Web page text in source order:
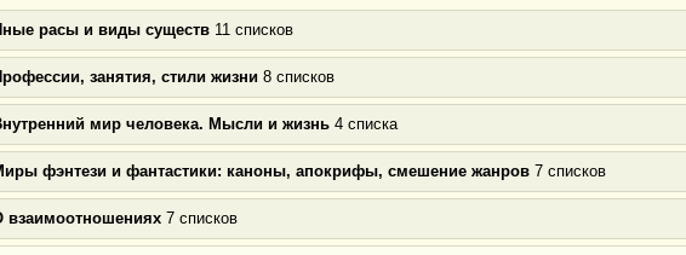
расы и виды существ 11 списков
занятия, стили жизни 8 списков
мир человека. Мысли и жизнь 4 списка
фэнтези и фантастики: каноны, апокрифы, смешение жанров 7 списков
взаимоотношениях 7 списков